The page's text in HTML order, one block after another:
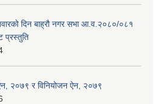
दिन बाह्रौ नगर सभा आ.व.२०८०/०८१
प्रस्तुति
२०७९ र विनियोजन ऐन, २०७९